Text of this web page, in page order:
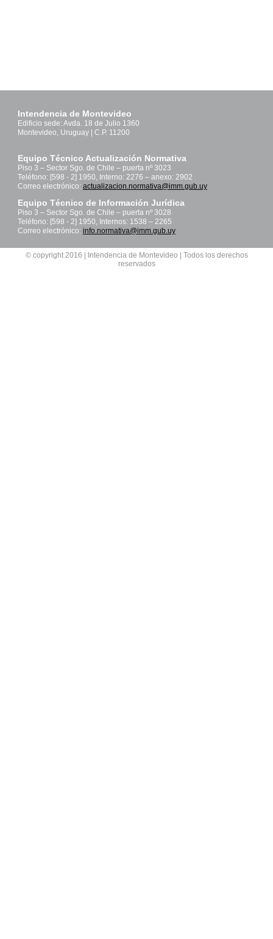
Intendencia de Montevideo
Edificio sede: Avda. 18 de Julio 1360
Montevideo, Uruguay | C.P. 11200
Equipo Técnico Actualización Normativa
Piso 3 – Sector Sgo. de Chile – puerta nº 3023
Teléfono: [598 - 2] 1950, Interno: 2276 – anexo: 2902
Correo electrónico: actualizacion.normativa@imm.gub.uy
Equipo Técnico de Información Jurídica
Piso 3 – Sector Sgo. de Chile – puerta nº 3028
Teléfono: [598 - 2] 1950, Internos: 1538 – 2265
Correo electrónico: info.normativa@imm.gub.uy
© copyright 2016 | Intendencia de Montevideo | Todos los derechos
reservados